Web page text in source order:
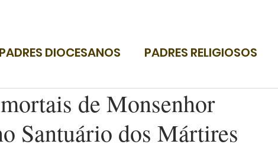
PADRES DIOCESANOS PADRES RELIGIOSOS
de Monsenhor
Santuário dos Mártires